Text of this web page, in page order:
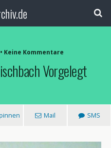
Keine Kommentare
Vorgelegt
Mail SMS